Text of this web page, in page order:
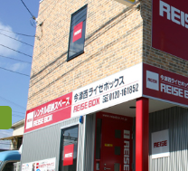
特定商取引法に基づく表示
プライバシーポリシー
Previous